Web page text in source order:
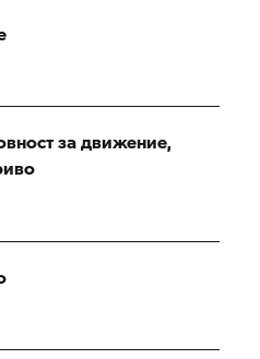
за движение,